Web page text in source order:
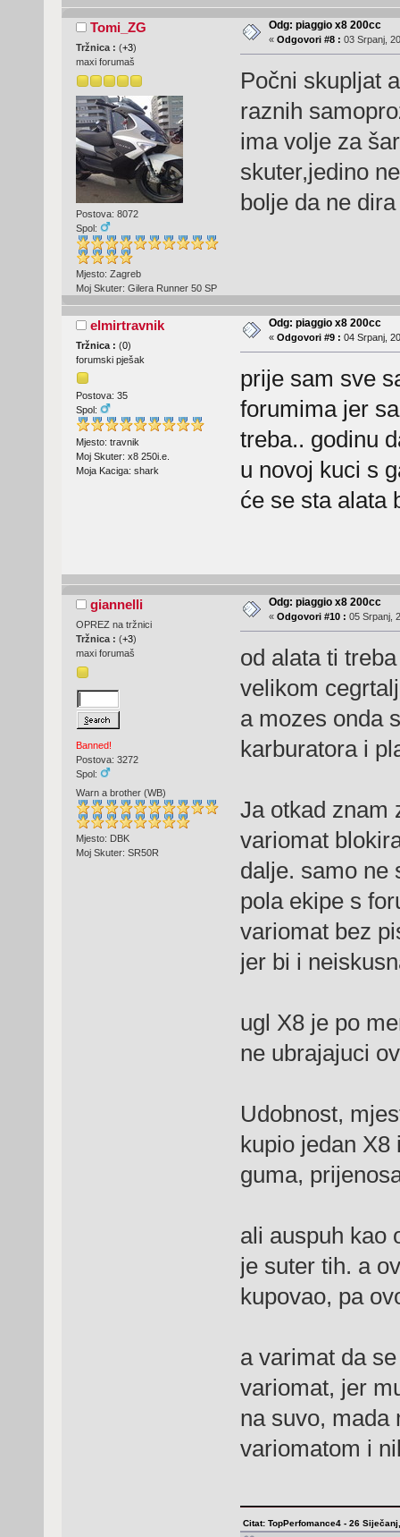
Tomi_ZG
Tržnica : (+3)
maxi forumaš
Postova: 8072
Spol:
Mjesto: Zagreb
Moj Skuter: Gilera Runner 50 SP
Odg: piaggio x8 200cc
« Odgovori #8 : 03 Srpanj,
Počni skupljat
raznih
ima volje za
skuter,jedino
bolje da ne dira
elmirtravnik
Tržnica : (0)
forumski pješak
Postova: 35
Spol:
Mjesto: travnik
Moj Skuter: x8 250i.e.
Moja Kaciga: shark
Odg: piaggio x8 200cc
« Odgovori #9 : 04 Srpanj,
prije sam sve
forumima jer
treba.. godinu
u novoj kuci s
će se sta alata
giannelli
OPREZ na tržnici
Tržnica : (+3)
maxi forumaš
Banned!
Postova: 3272
Spol:
Warn a brother (WB)
Mjesto: DBK
Moj Skuter: SR50R
Odg: piaggio x8 200cc
« Odgovori #10 : 05 Srpanj,
od alata ti
velikom
a mozes onda
karburatora i
Ja otkad znam
variomat
dalje. samo ne
pola ekipe s
variomat bez
jer bi i
ugl X8 je po
ne ubrajajuci
Udobnost,
kupio jedan X8
guma,
ali auspuh kao
je suter tih. a
kupovao, pa
a varimat da
variomat, jer
na suvo, mada
variomatom i
Citat: TopPerfomance4 - 26